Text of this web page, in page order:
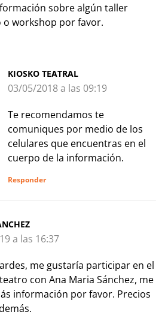
sobre algún taller
o workshop por favor.
KIOSKO TEATRAL
03/05/2018 a las 09:19
Te recomendamos te
comuniques por medio de los
celulares que encuentras en el
cuerpo de la información.
Responder
a las 16:37
me gustaría participar en el
con Ana Maria Sánchez, me
información por favor. Precios